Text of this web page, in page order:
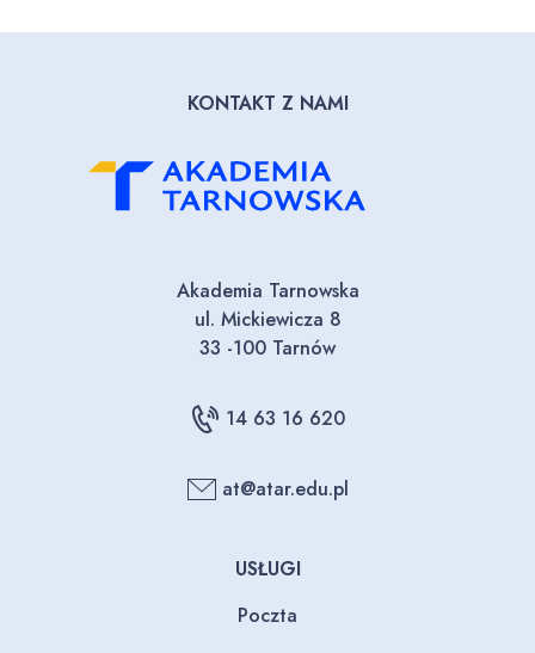
KONTAKT Z NAMI
Akademia Tarnowska
ul. Mickiewicza 8
33 -100 Tarnów
14 63 16 620
at@atar.edu.pl
USŁUGI
Poczta